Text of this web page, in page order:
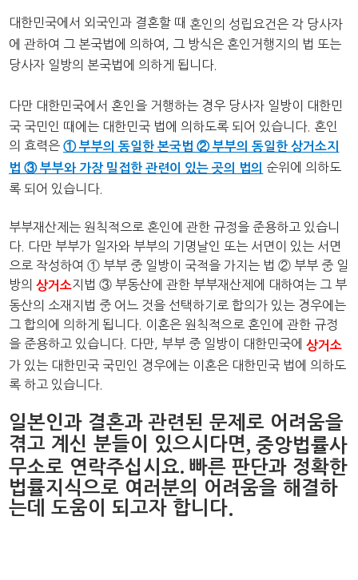
​대한민국에서 외국인과 결혼할 때 혼인의 성립요건은 각 당사자
에 관하여 그 본국법에 의하여, 그 방식은 혼인거행지의 법 또는
당사자 일방의 본국법에 의하게 됩니다.
다만 대한민국에서 혼인을 거행하는 경우 당사자 일방이 대한민
국 국민인 때에는 대한민국 법에 의하도록 되어 있습니다. 혼인
의 효력은① 부부의 동일한 본국법 ② 부부의 동일한 상거소지
법 ③ 부부와 가장 밀접한 관련이 있는 곳의 법의 순위에 의하도
록 되어 있습니다.
부부재산제는 원칙적으로 혼인에 관한 규정을 준용하고 있습니
다. 다만 부부가 일자와 부부의 기명날인 또는 서면이 있는 서면
으로 작성하여 ① 부부 중 일방이 국적을 가지는 법 ② 부부 중 일
방의상거소지법 ③ 부동산에 관한 부부재산제에 대하여는 그 부
동산의 소재지법 중 어느 것을 선택하기로 합의가 있는 경우에는
그 합의에 의하게 됩니다. 이혼은 원칙적으로 혼인에 관한 규정
을 준용하고 있습니다. 다만, 부부 중 일방이 대한민국에상거소
가 있는 대한민국 국민인 경우에는 이혼은 대한민국 법에 의하도
록 하고 있습니다.
일본인과 결혼과 관련된 문제로 어려움을
겪고 계신 분들이 있으시다면,중앙법률사
무소로 연락주십시요.빠른 판단과 정확한
법률지식으로 여러분의 어려움을 해결하
는데 도움이 되고자 합니다.